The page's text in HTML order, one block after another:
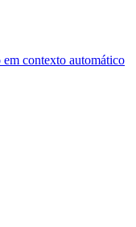
contexto automático